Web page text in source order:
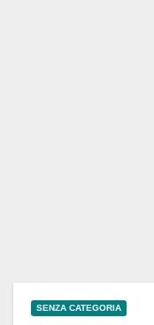
SENZA CATEGORIA